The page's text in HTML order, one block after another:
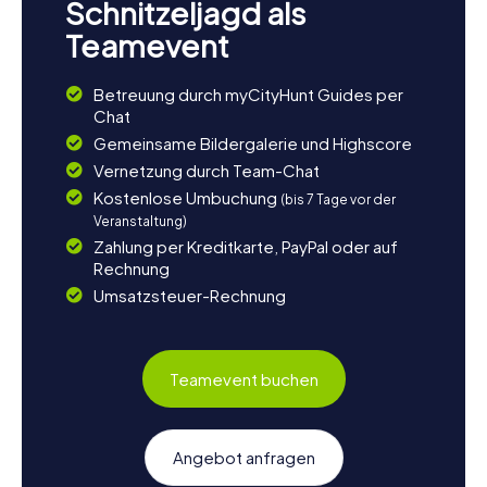
Schnitzeljagd als
Teamevent
Betreuung durch myCityHunt Guides per
Chat
Gemeinsame Bildergalerie und Highscore
Vernetzung durch Team-Chat
Kostenlose Umbuchung (bis 7 Tage vor der
Veranstaltung)
Zahlung per Kreditkarte, PayPal oder auf
Rechnung
Umsatzsteuer-Rechnung
Teamevent buchen
Angebot anfragen